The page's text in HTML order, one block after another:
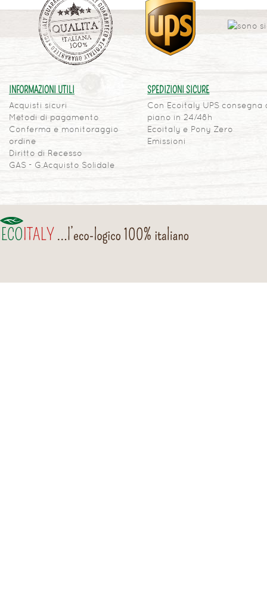
INFORMAZIONI UTILI
Acquisti sicuri
Metodi di pagamento
Conferma e monitoraggio
ordine
Diritto di Recesso
GAS - G.Acquisto Solidale
SPEDIZIONI SICURE
Con Ecoitaly UPS consegna
piano in 24/48h
Ecoitaly e Pony Zero
Emissioni